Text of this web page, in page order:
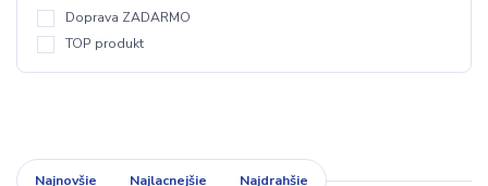
Doprava ZADARMO
TOP produkt
Najnovšie Najlacnejšie Najdrahšie